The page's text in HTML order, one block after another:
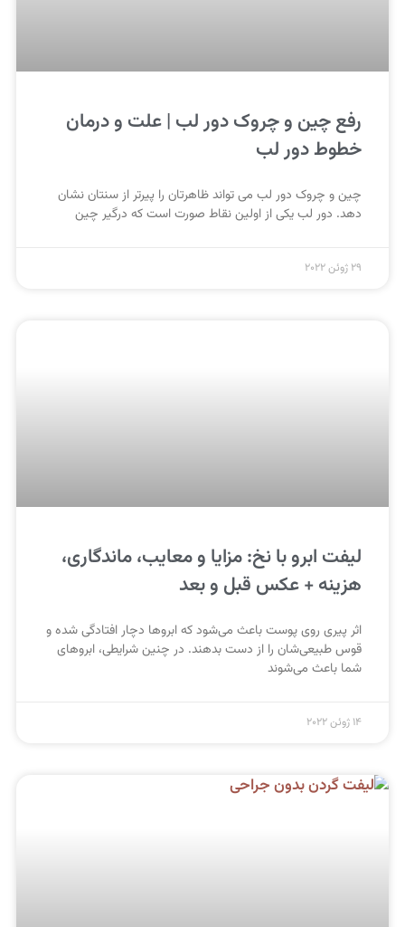
رفع چین و چروک دور لب | علت و درمان
خطوط دور لب
چین و چروک دور لب می تواند ظاهرتان را پیرتر از سنتان نشان
دهد. دور لب یکی از اولین نقاط صورت است که درگیر چین
29 ژوئن 2022
لیفت ابرو با نخ: مزایا و معایب، ماندگاری،
هزینه + عکس قبل و بعد
اثر پیری روی پوست باعث می‌شود که ابروها دچار افتادگی شده و
قوس طبیعی‌شان را از دست بدهند. در چنین شرایطی، ابروهای
شما باعث می‌شوند
14 ژوئن 2022